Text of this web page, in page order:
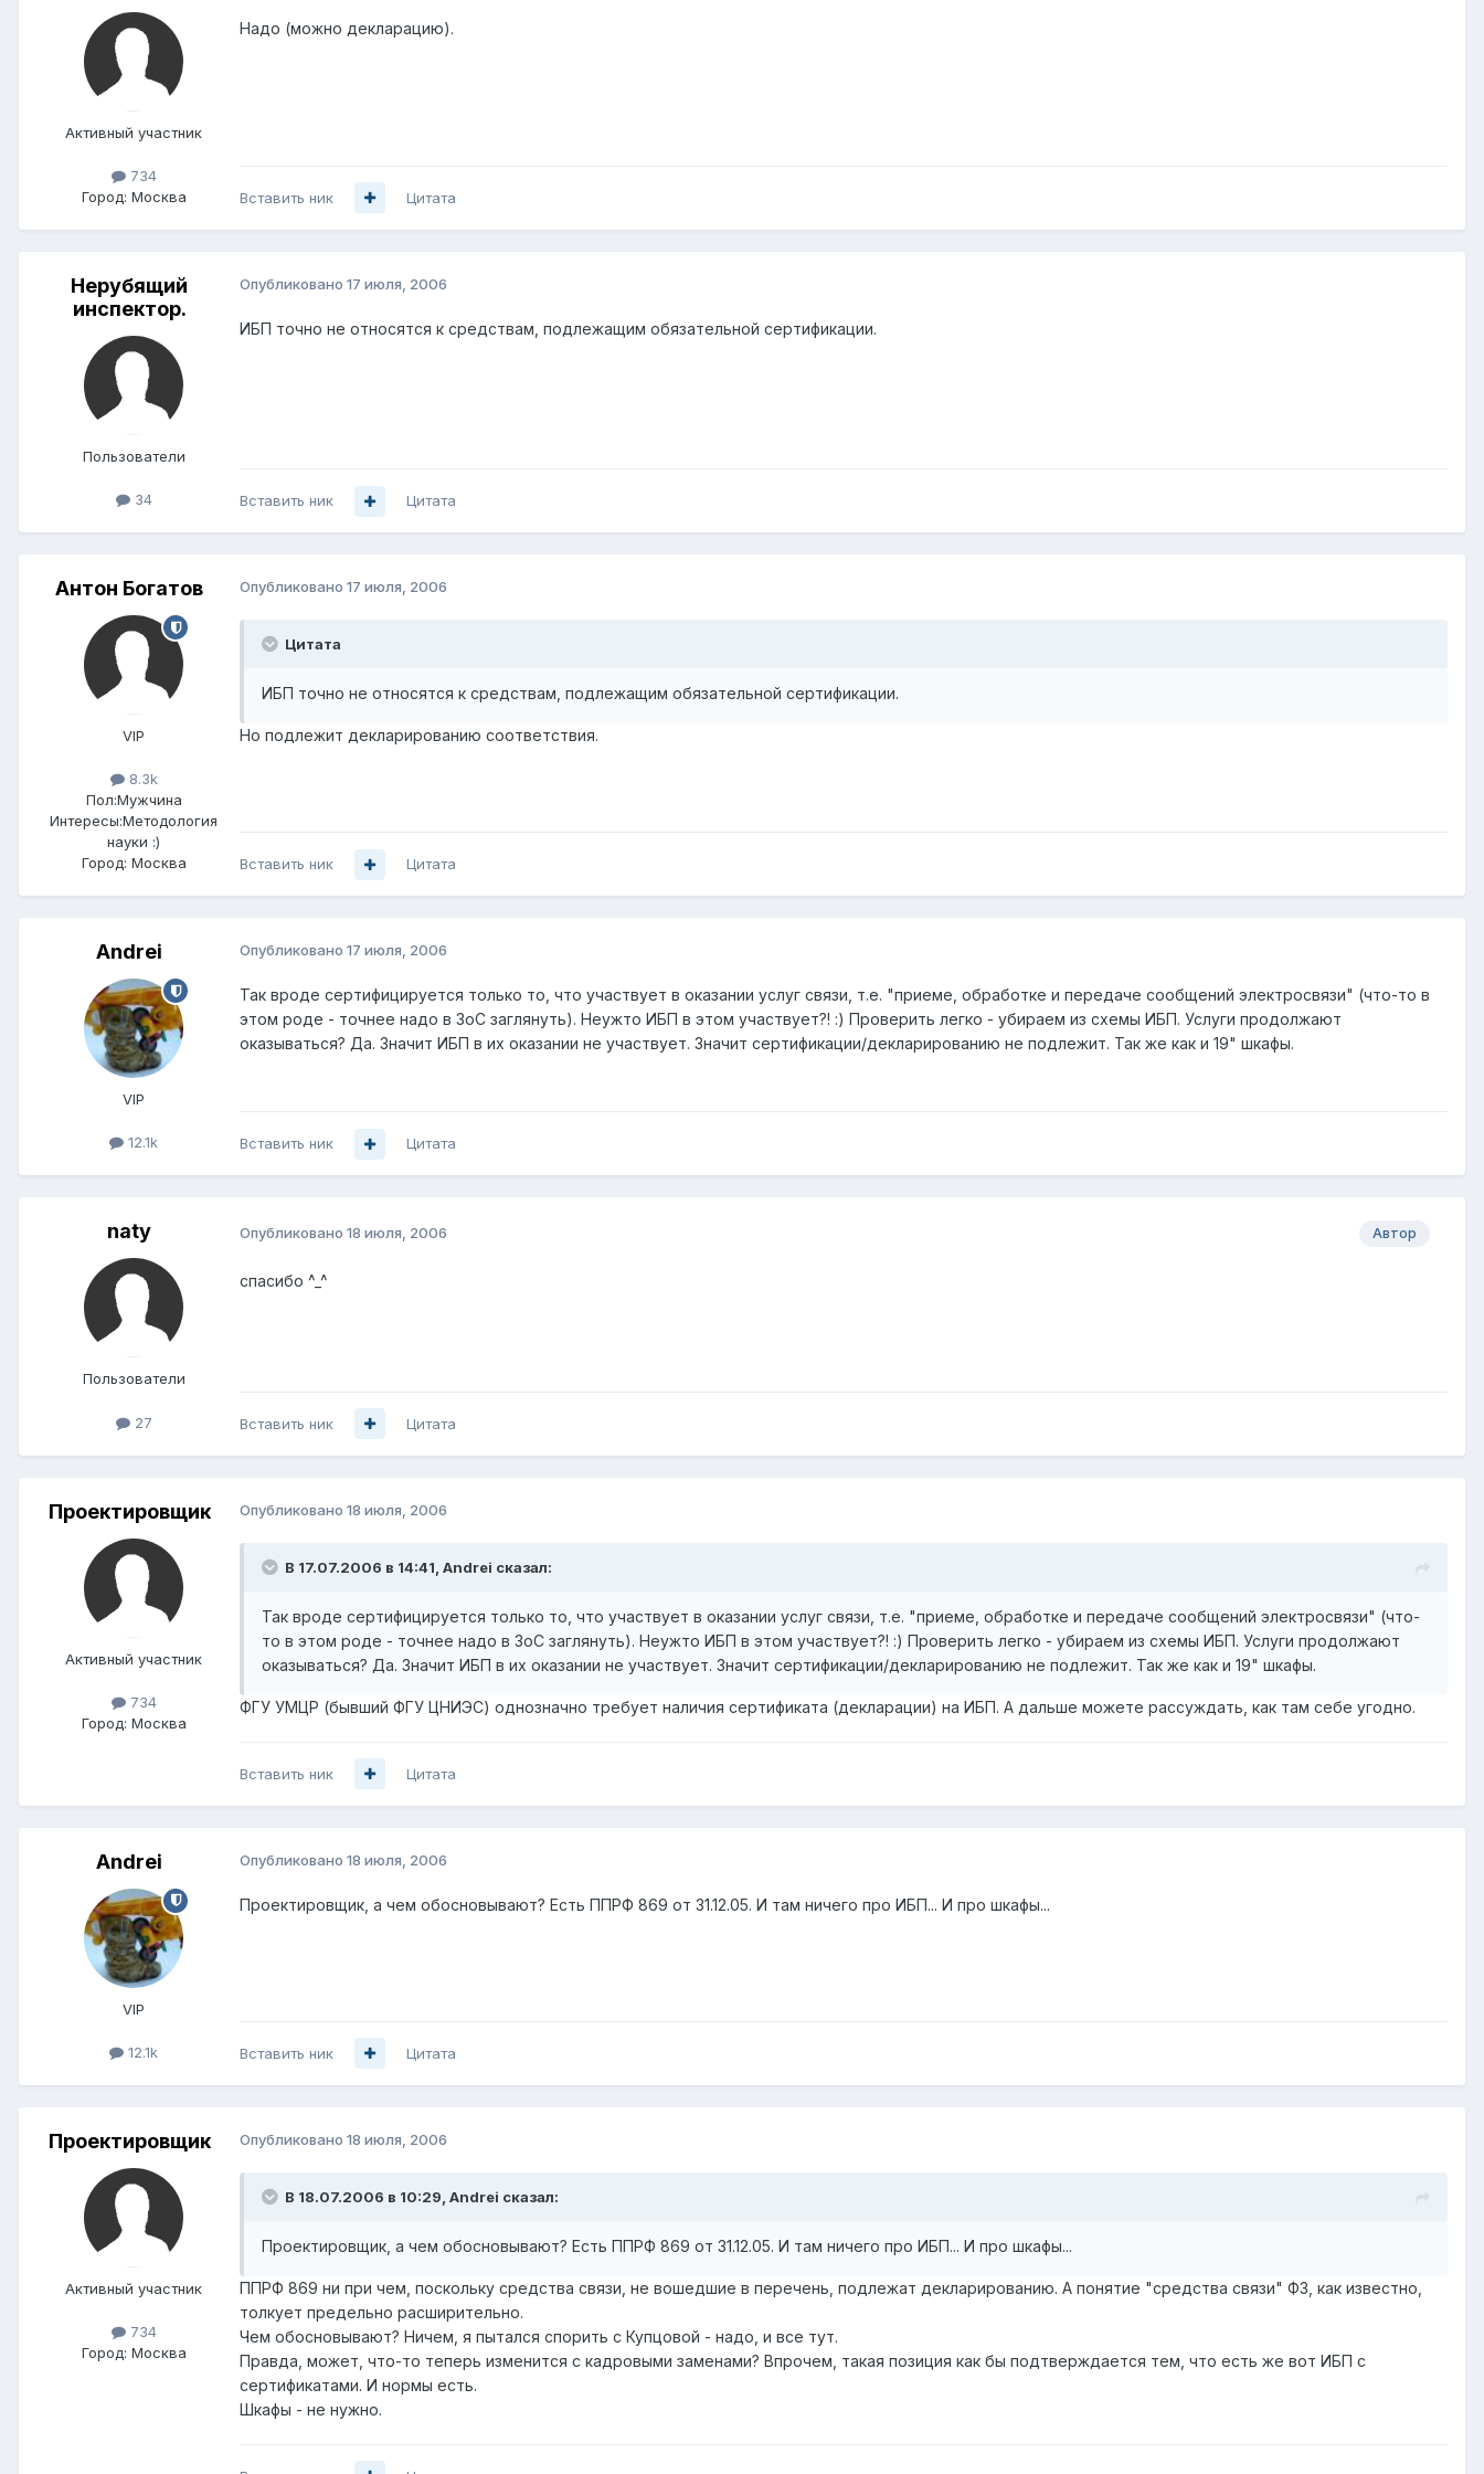
Активный участник
734
Город: Москва
Надо (можно декларацию).
Вставить ник Цитата
Нерубящий
инспектор.
Пользователи
34
Опубликовано 17 июля, 2006
ИБП точно не относятся к средствам, подлежащим обязательной сертификации.
Вставить ник Цитата
Антон Богатов
VIP
8.3k
Пол:Мужчина
Интересы:Методология
науки :)
Город: Москва
Опубликовано 17 июля, 2006
Цитата
ИБП точно не относятся к средствам, подлежащим обязательной сертификации.
Но подлежит декларированию соответствия.
Вставить ник Цитата
Andrei
VIP
12.1k
Опубликовано 17 июля, 2006
Так вроде сертифицируется только то, что участвует в оказании услуг связи, т.е. "приеме, обработке и передаче сообщений электросвязи" (что-то в
этом роде - точнее надо в ЗоС заглянуть). Неужто ИБП в этом участвует?! :) Проверить легко - убираем из схемы ИБП. Услуги продолжают
оказываться? Да. Значит ИБП в их оказании не участвует. Значит сертификации/декларированию не подлежит. Так же как и 19" шкафы.
Вставить ник Цитата
naty
Пользователи
27
Автор
Опубликовано 18 июля, 2006
спасибо ^_^
Вставить ник Цитата
Проектировщик
Активный участник
734
Город: Москва
Опубликовано 18 июля, 2006
В 17.07.2006 в 14:41, Andrei сказал:
Так вроде сертифицируется только то, что участвует в оказании услуг связи, т.е. "приеме, обработке и передаче сообщений электросвязи" (что-
то в этом роде - точнее надо в ЗоС заглянуть). Неужто ИБП в этом участвует?! :) Проверить легко - убираем из схемы ИБП. Услуги продолжают
оказываться? Да. Значит ИБП в их оказании не участвует. Значит сертификации/декларированию не подлежит. Так же как и 19" шкафы.
ФГУ УМЦР (бывший ФГУ ЦНИЭС) однозначно требует наличия сертификата (декларации) на ИБП. А дальше можете рассуждать, как там себе угодно.
Вставить ник Цитата
Andrei
VIP
12.1k
Опубликовано 18 июля, 2006
Проектировщик, а чем обосновывают? Есть ППРФ 869 от 31.12.05. И там ничего про ИБП... И про шкафы...
Вставить ник Цитата
Проектировщик
Активный участник
734
Город: Москва
Опубликовано 18 июля, 2006
В 18.07.2006 в 10:29, Andrei сказал:
Проектировщик, а чем обосновывают? Есть ППРФ 869 от 31.12.05. И там ничего про ИБП... И про шкафы...
ППРФ 869 ни при чем, поскольку средства связи, не вошедшие в перечень, подлежат декларированию. А понятие "средства связи" ФЗ, как известно,
толкует предельно расширительно.
Чем обосновывают? Ничем, я пытался спорить с Купцовой - надо, и все тут.
Правда, может, что-то теперь изменится с кадровыми заменами? Впрочем, такая позиция как бы подтверждается тем, что есть же вот ИБП с
сертификатами. И нормы есть.
Шкафы - не нужно.